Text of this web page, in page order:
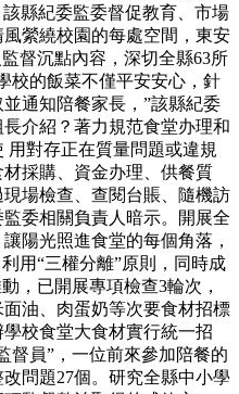
縣紀委監委督促教育、市場
縈繞校園的每處空間，東安
督沉點內容，深切全縣63所
校的飯菜不僅平安安心，針
通知陪餐家長，”該縣紀委
介紹？著力規范食堂办理和
用對存正在質量問題或違規
採購、資金办理、供餐質
場檢查、查閱台賬、隨機訪
委相關負責人暗示。開展全
陽光照進食堂的每個角落，
用“三權分離”原則，同時成
，已開展專項檢查3輪次，
油、肉蛋奶等次要食材招標
校食堂大食材實行統一招
督員”，一位前來參加陪餐的
問題27個。研究全縣中小學